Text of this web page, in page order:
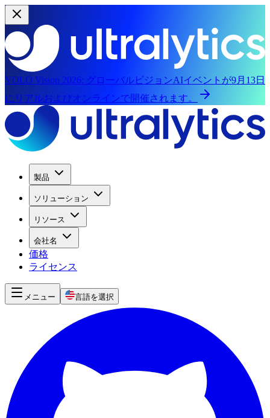
YOLO Vision 2026: グローバルビジョンAIイベントが9月13日
にリアルおよびオンラインで開催されます。
製品
ソリューション
リソース
会社名
価格
ライセンス
メニュー 言語を選択